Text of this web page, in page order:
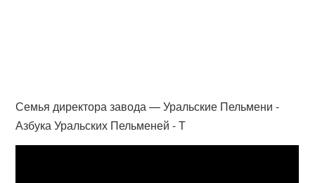
Семья директора завода — Уральские Пельмени -
Азбука Уральских Пельменей - Т